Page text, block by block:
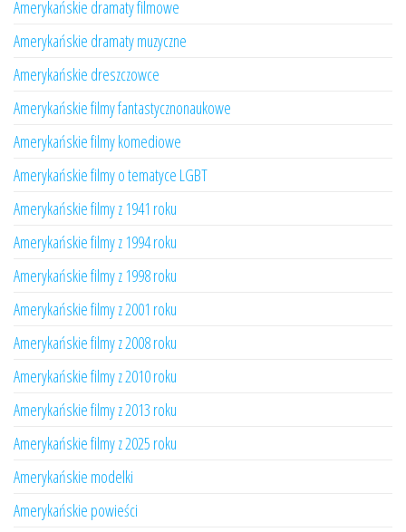
Amerykańskie dramaty filmowe
Amerykańskie dramaty muzyczne
Amerykańskie dreszczowce
Amerykańskie filmy fantastycznonaukowe
Amerykańskie filmy komediowe
Amerykańskie filmy o tematyce LGBT
Amerykańskie filmy z 1941 roku
Amerykańskie filmy z 1994 roku
Amerykańskie filmy z 1998 roku
Amerykańskie filmy z 2001 roku
Amerykańskie filmy z 2008 roku
Amerykańskie filmy z 2010 roku
Amerykańskie filmy z 2013 roku
Amerykańskie filmy z 2025 roku
Amerykańskie modelki
Amerykańskie powieści